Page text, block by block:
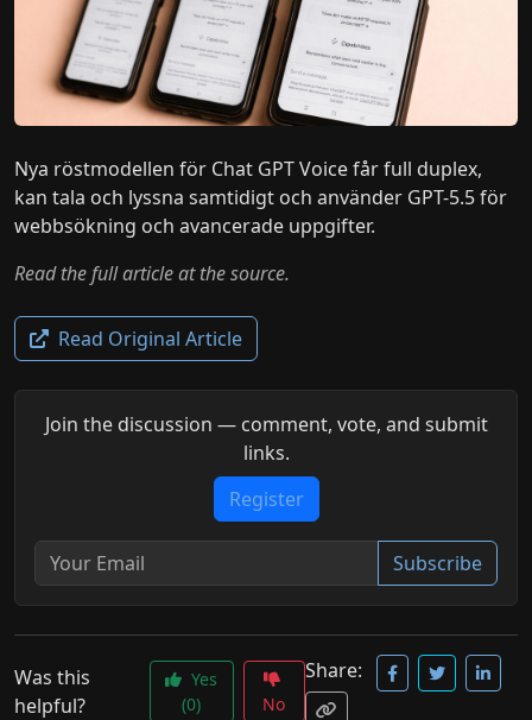
Nya röstmodellen för Chat GPT Voice får full duplex,
kan tala och lyssna samtidigt och använder GPT-5.5 för
webbsökning och avancerade uppgifter.
Read the full article at the source.
Read Original Article
Join the discussion — comment, vote, and submit
links.
Register
Subscribe
Was this
helpful?
Yes
(0)
No
Share: